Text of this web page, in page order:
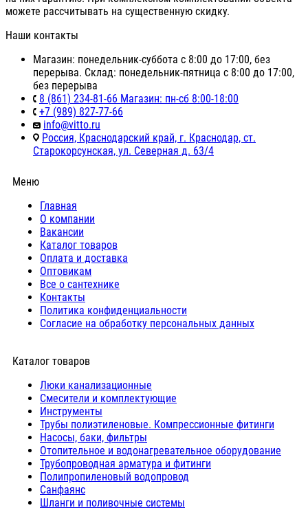
можете рассчитывать на существенную скидку.
Наши контакты
Магазин: понедельник-суббота с 8:00 до 17:00, без
перерыва. Склад: понедельник-пятница с 8:00 до 17:00,
без перерыва
8 (861) 234-81-66 Магазин: пн-сб 8:00-18:00
+7 (989) 827-77-66
info@vitto.ru
Россия, Краснодарский край, г. Краснодар, ст.
Старокорсунская, ул. Северная д. 63/4
Меню
Главная
О компании
Вакансии
Каталог товаров
Оплата и доставка
Оптовикам
Все о сантехнике
Контакты
Политика конфиденциальности
Согласие на обработку персональных данных
Каталог товаров
Люки канализационные
Cмесители и комплектующие
Инструменты
Трубы полиэтиленовые. Компрессионные фитинги
Насосы, баки, фильтры
Отопительное и водонагревательное оборудование
Трубопроводная арматура и фитинги
Полипропиленовый водопровод
Санфаянс
Шланги и поливочные системы